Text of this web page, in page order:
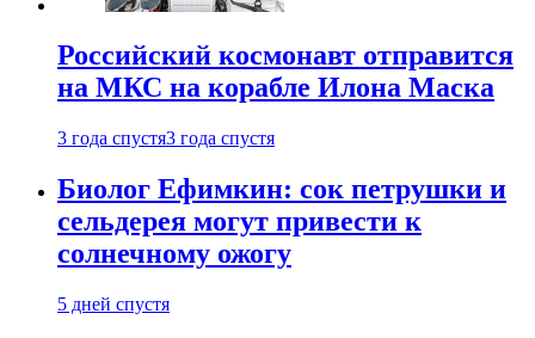
Российский космонавт отправится
на МКС на корабле Илона Маска
3 года спустя3 года спустя
Биолог Ефимкин: сок петрушки и
сельдерея могут привести к
солнечному ожогу
5 дней спустя